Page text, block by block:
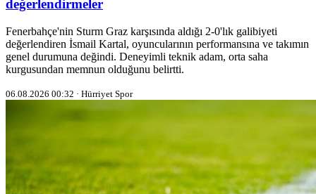
değerlendirmeler
Fenerbahçe'nin Sturm Graz karşısında aldığı 2-0'lık galibiyeti
değerlendiren İsmail Kartal, oyuncularının performansına ve takımın
genel durumuna değindi. Deneyimli teknik adam, orta saha
kurgusundan memnun olduğunu belirtti.
06.08.2026 00:32 · Hürriyet Spor